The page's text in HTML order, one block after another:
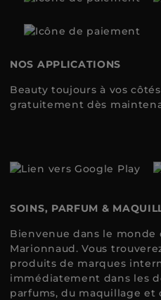
NOS APPLICATIONS
Beauty toujours à vos
gratuitement dès
SOINS, PARFUM &
Bienvenue dans le monde
Marionnaud. Vous
produits de marques
immédiatement dans les
parfums, du maquillage et